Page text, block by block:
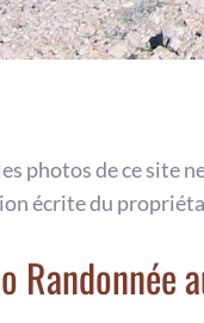
photos de ce site
écrite du
Randonnée